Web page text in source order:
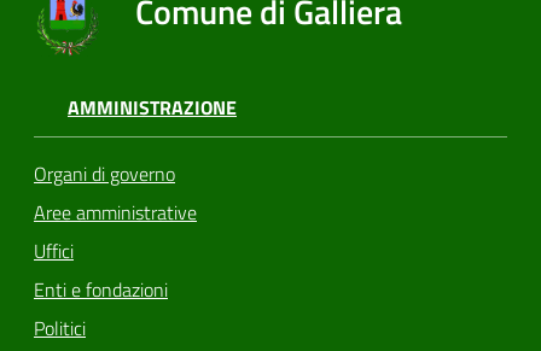
Comune di Galliera
AMMINISTRAZIONE
Organi di governo
Aree amministrative
Uffici
Enti e fondazioni
Politici